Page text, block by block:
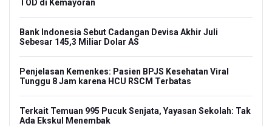
TOD di Kemayoran
Bank Indonesia Sebut Cadangan Devisa Akhir Juli
Sebesar 145,3 Miliar Dolar AS
Penjelasan Kemenkes: Pasien BPJS Kesehatan Viral
Tunggu 8 Jam karena HCU RSCM Terbatas
Terkait Temuan 995 Pucuk Senjata, Yayasan Sekolah: Tak
Ada Ekskul Menembak